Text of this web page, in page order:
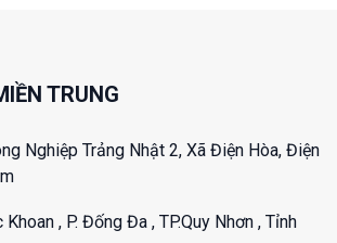
TRUNG
Nghiệp Trảng Nhật 2, Xã Điện Hòa, Điện
, P. Đống Đa , TP.Quy Nhơn , Tỉnh